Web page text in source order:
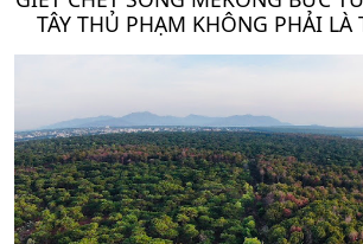
TÂY THỦ PHẠM KHÔNG PHẢI LÀ